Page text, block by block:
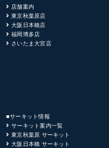
店舗案内
東京秋葉原店
大阪日本橋店
福岡博多店
さいたま大宮店
■サーキット情報
サーキット案内一覧
東京秋葉原 サーキット
大阪日本橋 サーキット